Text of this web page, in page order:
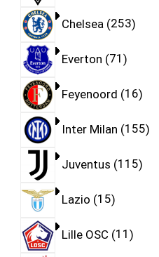
Chelsea 253
Everton 71
Feyenoord 16
Inter Milan 155
Juventus 115
Lazio 15
Lille OSC 11